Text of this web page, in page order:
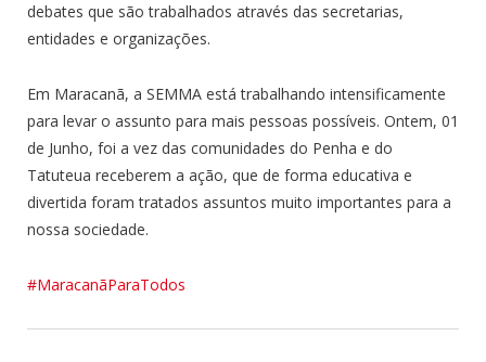
debates que são trabalhados através das secretarias,
entidades e organizações.
Em Maracanã, a SEMMA está trabalhando intensificamente
para levar o assunto para mais pessoas possíveis. Ontem, 01
de Junho, foi a vez das comunidades do Penha e do
Tatuteua receberem a ação, que de forma educativa e
divertida foram tratados assuntos muito importantes para a
nossa sociedade.
#MaracanãParaTodos